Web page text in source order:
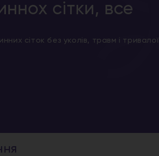
сітки, все
сіток без уколів, травм і тривалої